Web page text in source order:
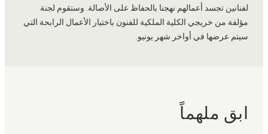
لفنانين تجسد أعمالهم نهجنا بالحفاظ على الأصالة. وستقوم لجنة
مؤلفة من خريجي الكلية الملكية للفنون باختيار الأعمال الرابحة التي
سيتم عرضها في أواخر شهر يونيو.
ابق ملهماً